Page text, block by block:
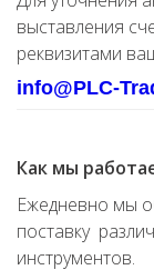
выставления
реквизитами
info@PLC-
Как мы
Ежедневно мы
поставку
инструментов.